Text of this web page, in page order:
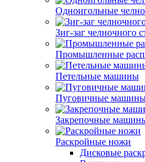
Одноигольные
Зиг-заг челночного
Промышленные
Петельные машины
Пуговичные
Закрепочные
Раскройные ножи
Дисковые